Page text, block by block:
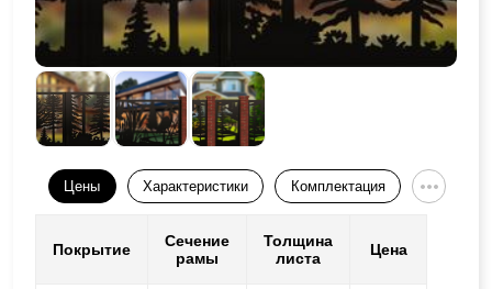
Цены Характеристики Комплектация
Покрытие
Сечение
рамы
Толщина
листа
Цена